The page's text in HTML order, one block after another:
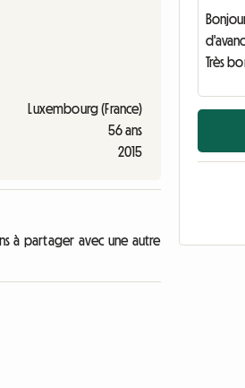
Luxembourg (France)
56 ans
2015
à partager avec une autre